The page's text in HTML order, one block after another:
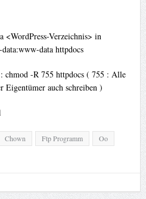
Verzeichnis> in
data httpdocs
chmod -R 755 httpdocs ( 755 : Alle
Eigentümer auch schreiben )
Chown Ftp Programm
Oo